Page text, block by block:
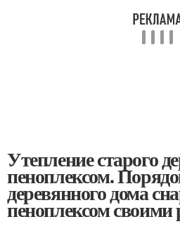
Утепление старого
пеноплексом.
деревянного дома
пеноплексом